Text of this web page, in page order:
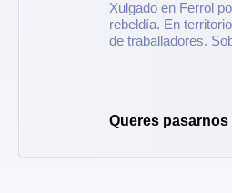
Xulgado en Ferrol
rebeldía. En
de traballadores.
Queres